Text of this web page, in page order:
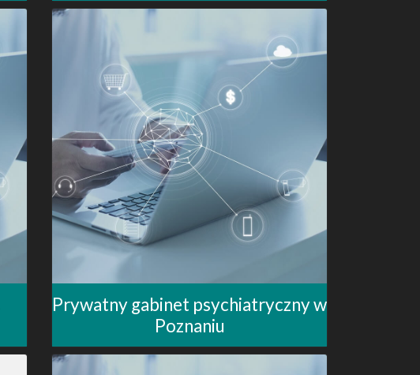
Prywatny gabinet psychiatryczny w
Poznaniu